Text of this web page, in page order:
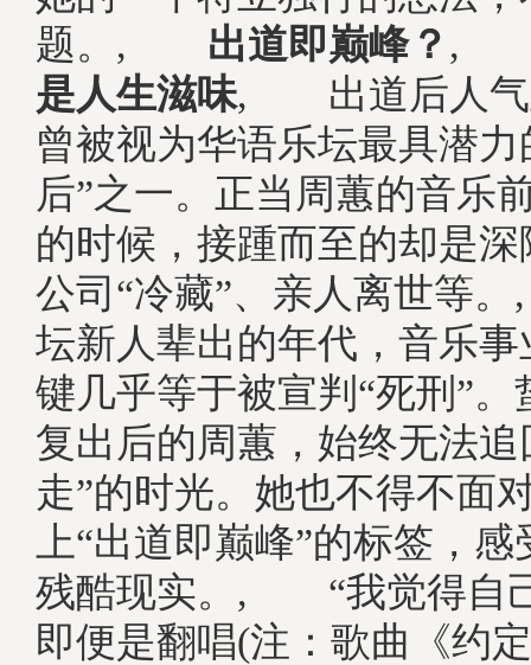
题。, 出道即巅峰？
是人生滋味, 出道后人气
曾被视为华语乐坛最具潜力
后”之一。正当周蕙的音乐
的时候，接踵而至的却是
公司“冷藏”、亲人离世
坛新人辈出的年代，音乐
键几乎等于被宣判“死刑”
复出后的周蕙，始终无法追
走”的时光。她也不得不面
上“出道即巅峰”的标签，
残酷现实。, “我觉得自
即便是翻唱(注：歌曲《约